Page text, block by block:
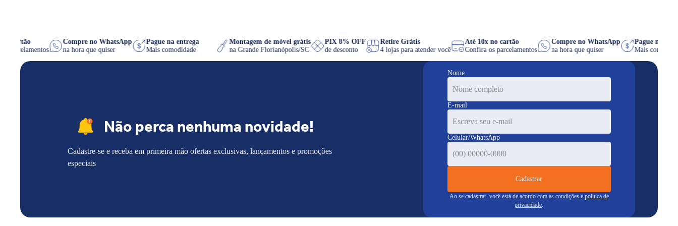
10x no cartão
os parcelamentos
Compre no WhatsApp
na hora que quiser
Pague na entrega
Mais comodidade
Montagem de móvel grátis
na Grande Florianópolis/SC
PIX 8% OFF
de desconto
Retire Grátis
4 lojas para atender você
Até 10x no cartão
Confira os parcelamentos
Compre no WhatsApp
na hora que quiser
Pague
Mais
Não perca nenhuma novidade!
Cadastre-se e receba em primeira mão ofertas exclusivas, lançamentos e promoções
especiais
Nome
E-mail
Celular/WhatsApp
Cadastrar
Ao se cadastrar, você está de acordo com as condições e política de
privacidade.